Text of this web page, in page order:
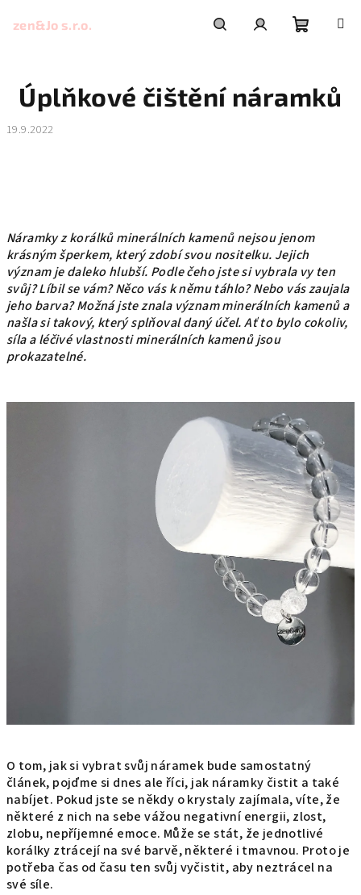
zen&Jo s.r.o.
košík
Úplňkové čištění náramků
19.9.2022
Náramky z korálků minerálních kamenů nejsou jenom
krásným šperkem, který zdobí svou nositelku. Jejich
význam je daleko hlubší. Podle čeho jste si vybrala vy ten
svůj? Líbil se vám? Něco vás k němu táhlo? Nebo vás zaujala
jeho barva? Možná jste znala význam minerálních kamenů a
našla si takový, který splňoval daný účel. Ať to bylo cokoliv,
síla a léčivé vlastnosti minerálních kamenů jsou
prokazatelné.
O tom, jak si vybrat svůj náramek bude samostatný
článek, pojďme si dnes ale říci, jak náramky čistit a také
nabíjet. Pokud jste se někdy o krystaly zajímala, víte, že
některé z nich na sebe vážou negativní energii, zlost,
zlobu, nepříjemné emoce. Může se stát, že jednotlivé
korálky ztrácejí na své barvě, některé i tmavnou. Proto je
potřeba čas od času ten svůj vyčistit, aby neztrácel na
své síle.